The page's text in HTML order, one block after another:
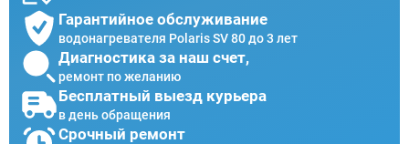
Гарантийное обслуживание
водонагревателя Polaris SV 80 до 3 лет
Диагностика за наш счет,
ремонт по желанию
Бесплатный выезд курьера
в день обращения
Срочный ремонт